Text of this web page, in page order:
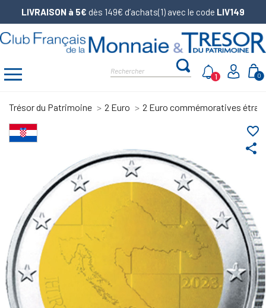
LIVRAISON à 5€ dès 149€ d’achats(1) avec le code LIV149
0
1
Trésor du Patrimoine 2 Euro 2 Euro commémoratives
share
favorite_border